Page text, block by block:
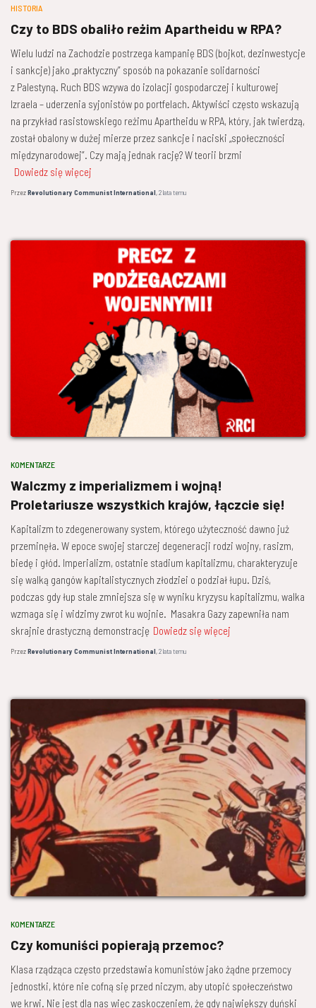
HISTORIA
Czy to BDS obaliło reżim Apartheidu w RPA?
Wielu ludzi na Zachodzie postrzega kampanię BDS (bojkot, dezinwestycje
i sankcje) jako „praktyczny” sposób na pokazanie solidarności
z Palestyną. Ruch BDS wzywa do izolacji gospodarczej i kulturowej
Izraela – uderzenia syjonistów po portfelach. Aktywiści często wskazują
na przykład rasistowskiego reżimu Apartheidu w RPA, który, jak twierdzą,
został obalony w dużej mierze przez sankcje i naciski „społeczności
międzynarodowej”. Czy mają jednak rację? W teorii brzmi
Dowiedz się więcej
PrzezRevolutionary Communist International,2 latatemu
KOMENTARZE
Walczmy z imperializmem i wojną!
Proletariusze wszystkich krajów, łączcie się!
Kapitalizm to zdegenerowany system, którego użyteczność dawno już
przeminęła. W epoce swojej starczej degeneracji rodzi wojny, rasizm,
biedę i głód. Imperializm, ostatnie stadium kapitalizmu, charakteryzuje
się walką gangów kapitalistycznych złodziei o podział łupu. Dziś,
podczas gdy łup stale zmniejsza się w wyniku kryzysu kapitalizmu, walka
wzmaga się i widzimy zwrot ku wojnie. Masakra Gazy zapewniła nam
skrajnie drastyczną demonstrację Dowiedz się więcej
PrzezRevolutionary Communist International,2 latatemu
KOMENTARZE
Czy komuniści popierają przemoc?
Klasa rządząca często przedstawia komunistów jako żądne przemocy
jednostki, które nie cofną się przed niczym, aby utopić społeczeństwo
we krwi. Nie jest dla nas więc zaskoczeniem, że gdy największy duński